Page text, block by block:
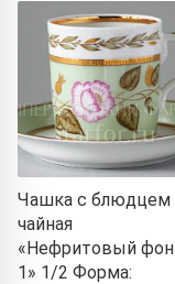
Чашка с блюдцем
чайная
«Нефритовый фон
1» 1/2 Форма: